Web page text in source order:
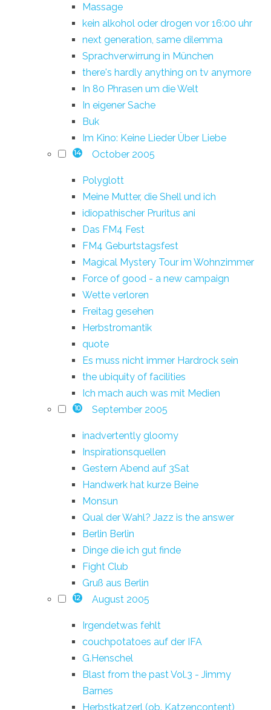
Massage
kein alkohol oder drogen vor 16:00 uhr
next generation, same dilemma
Sprachverwirrung in München
there's hardly anything on tv anymore
In 80 Phrasen um die Welt
In eigener Sache
Buk
Im Kino: Keine Lieder Über Liebe
14 October 2005
Polyglott
Meine Mutter, die Shell und ich
idiopathischer Pruritus ani
Das FM4 Fest
FM4 Geburtstagsfest
Magical Mystery Tour im Wohnzimmer
Force of good - a new campaign
Wette verloren
Freitag gesehen
Herbstromantik
quote
Es muss nicht immer Hardrock sein
the ubiquity of facilities
Ich mach auch was mit Medien
10 September 2005
inadvertently gloomy
Inspirationsquellen
Gestern Abend auf 3Sat
Handwerk hat kurze Beine
Monsun
Qual der Wahl? Jazz is the answer
Berlin Berlin
Dinge die ich gut finde
Fight Club
Gruß aus Berlin
12 August 2005
Irgendetwas fehlt
couchpotatoes auf der IFA
G.Henschel
Blast from the past Vol.3 - Jimmy
Barnes
Herbstkatzerl (ob. Katzencontent)